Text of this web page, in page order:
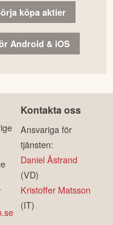
köpa aktier
Android & iOS
Kontakta oss
Ansvariga för
tjänsten:
Daniel Åstrand
(VD)
Kristoffer Matsson
(IT)